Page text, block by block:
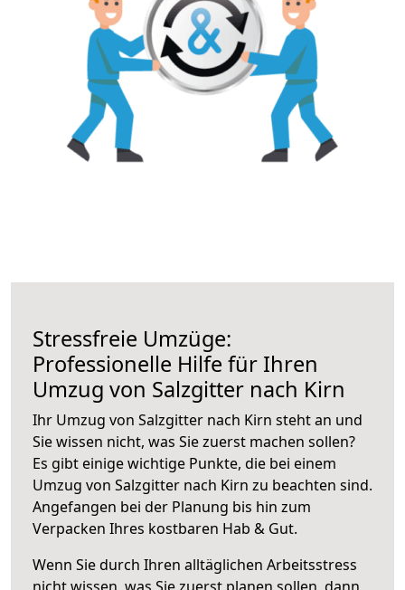
Stressfreie Umzüge:
Professionelle Hilfe für Ihren
Umzug von Salzgitter nach Kirn
Ihr Umzug von Salzgitter nach Kirn steht an und
Sie wissen nicht, was Sie zuerst machen sollen?
Es gibt einige wichtige Punkte, die bei einem
Umzug von Salzgitter nach Kirn zu beachten sind.
Angefangen bei der Planung bis hin zum
Verpacken Ihres kostbaren Hab & Gut.
Wenn Sie durch Ihren alltäglichen Arbeitsstress